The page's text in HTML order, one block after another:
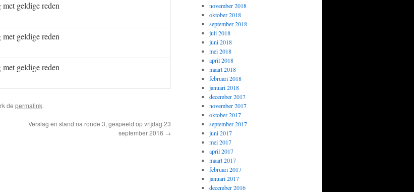
geldige reden
geldige reden
geldige reden
de permalink.
Verslag en stand na ronde 3, gespeeld op vrijdag 23
september 2016 →
november 2018
oktober 2018
september 2018
juli 2018
juni 2018
mei 2018
april 2018
maart 2018
februari 2018
januari 2018
december 2017
november 2017
oktober 2017
september 2017
juni 2017
mei 2017
april 2017
maart 2017
februari 2017
januari 2017
december 2016